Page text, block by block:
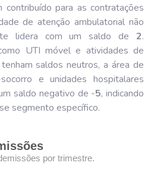
para as contratações
de atenção ambulatorial não
lidera com um saldo de 2.
UTI móvel e atividades de
saldos neutros, a área de
e unidades hospitalares
saldo negativo de -5, indicando
segmento específico.
por trimestre.